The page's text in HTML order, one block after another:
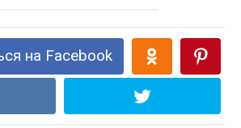
на Facebook